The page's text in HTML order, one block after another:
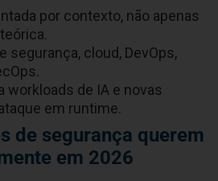
por contexto, não apenas
segurança, cloud, DevOps,
workloads de IA e novas
em runtime.
de segurança querem
em 2026